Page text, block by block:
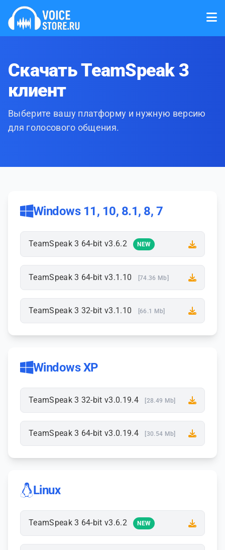
Скачать TeamSpeak 3
клиент
Выберите вашу платформу и нужную версию
для голосового общения.
Windows 11, 10, 8.1, 8, 7
TeamSpeak 3 64-bit v3.6.2 NEW
TeamSpeak 3 64-bit v3.1.10 [74.36 Mb]
TeamSpeak 3 32-bit v3.1.10 [66.1 Mb]
Windows XP
TeamSpeak 3 32-bit v3.0.19.4 [28.49 Mb]
TeamSpeak 3 64-bit v3.0.19.4 [30.54 Mb]
Linux
TeamSpeak 3 64-bit v3.6.2 NEW